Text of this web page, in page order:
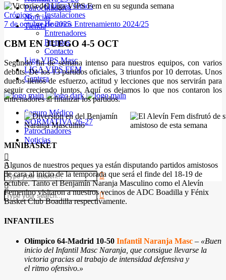
Quiénes somos
Instalaciones
Horarios Entrenamiento 2024/25
Entrenadores
Premios
Contacto
Liga VIPS Masc
LIGA VIPS FEM
Cantera
Seguro Médico
NORMATIVA 26-27
Patrocinadores
Noticias
Patrocinadores
Noticias
Tienda
Crónicas
7 de octubre de 2025
CBM EN JUEGO 4-5 OCT
Segundo fin de semana intenso para nuestros equipos, con varios
debuts. De los 13 partidos oficiales, 3 triunfos por 10 derrotas. Unos
duelos llenos de esfuerzo, actitud y lecciones que nos servirán para
seguir creciendo juntos. Aquí os dejamos lo que nos contaron los
entrenadores al finalizar los partidos.
MINIBASKET
Algunos de nuestros peques ya están disputando partidos amistosos
de cara al inicio de la temporada que será el finde del 18-19 de
octubre. Tanto el Benjamín Naranja Masculino como el Alevín
Femenino visitaron a nuestros vecinos de ADC Boadilla y Fénix
Basket Club Boadilla respectivamente.
INFANTILES
Olímpico 64-Madrid 10-50 Infantil Naranja Masc – «Buen
inicio del Infantil Masc Naranja, que consigue llevarse la
victoria gracias al trabajo de intensidad defensiva y
el ritmo ofensivo.»